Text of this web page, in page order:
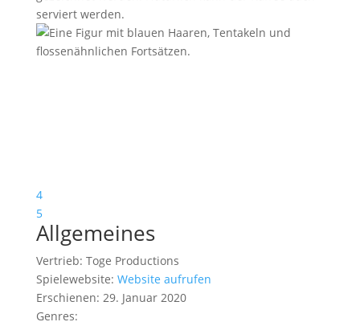
4
5
Allgemeines
Vertrieb: Toge Productions
Spielewebsite: Website aufrufen
Erschienen: 29. Januar 2020
Genres: